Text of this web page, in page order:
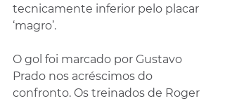
tecnicamente inferior pelo placar
‘magro’.
O gol foi marcado por Gustavo
Prado nos acréscimos do
confronto. Os treinados de Roger